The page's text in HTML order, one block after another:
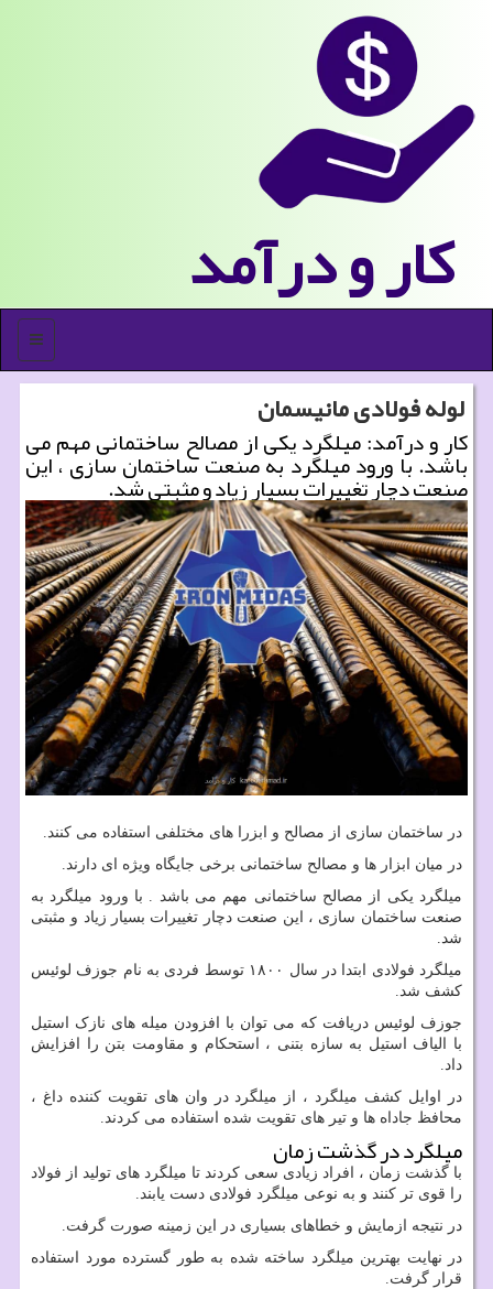
كار و درآمد
منو
لوله فولادی مانیسمان
كار و درآمد: میلگرد یكی از مصالح ساختمانی مهم می
باشد. با ورود میلگرد به صنعت ساختمان سازی ، این
صنعت دچار تغییرات بسیار زیاد و مثبتی شد.
در ساختمان سازی از مصالح و ابزرا های مختلفی استفاده می کنند.
در میان ابزار ها و مصالح ساختمانی برخی جایگاه ویژه ای دارند.
میلگرد یکی از مصالح ساختمانی مهم می باشد . با ورود میلگرد به
صنعت ساختمان سازی ، این صنعت دچار تغییرات بسیار زیاد و مثبتی
شد.
میلگرد فولادی ابتدا در سال ۱۸۰۰ توسط فردی به نام جوزف لوئیس
کشف شد.
جوزف لوئیس دریافت که می توان با افزودن میله های نازک استیل
با الیاف استیل به سازه بتنی ، استحکام و مقاومت بتن را افزایش
داد.
در اوایل کشف میلگرد ، از میلگرد در وان های تقویت کننده داغ ،
محافظ جاداه ها و تیر های تقویت شده استفاده می کردند.
میلگرد در گذشت زمان
با گذشت زمان ، افراد زیادی سعی کردند تا میلگرد های تولید از فولاد
را قوی تر کنند و به نوعی میلگرد فولادی دست یابند.
در نتیجه ازمایش و خطاهای بسیاری در این زمینه صورت گرفت.
در نهایت بهترین میلگرد ساخته شده به طور گسترده مورد استفاده
قرار گرفت.